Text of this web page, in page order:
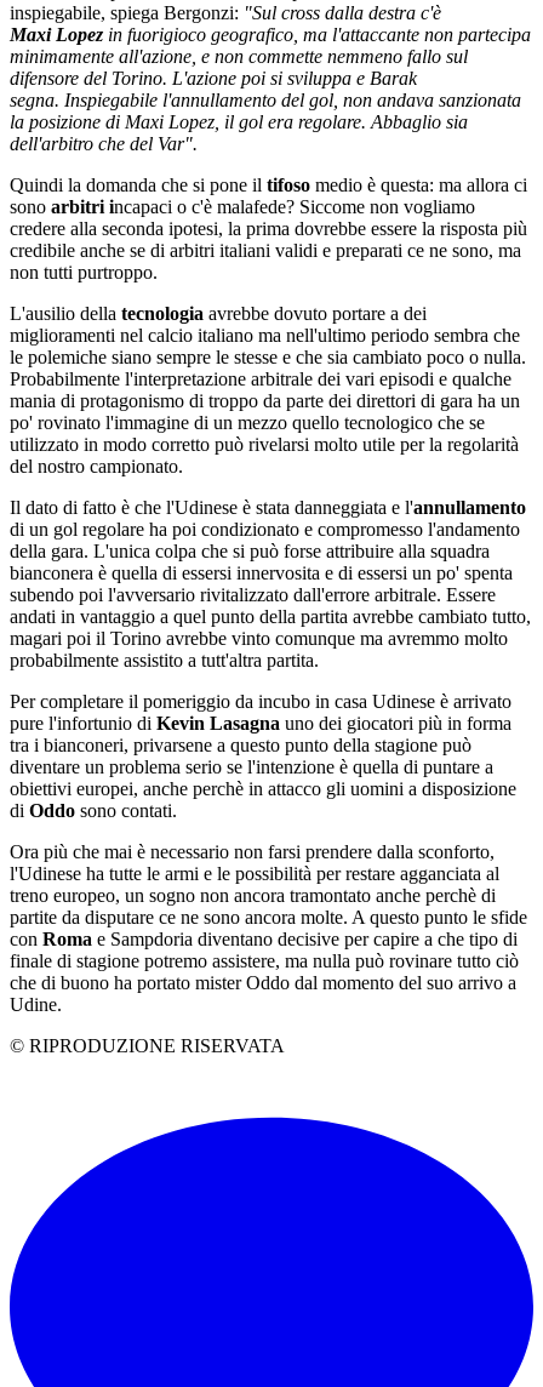
inspiegabile, spiega Bergonzi: "Sul cross dalla destra c'è
Maxi Lopez in fuorigioco geografico, ma l'attaccante non partecipa
minimamente all'azione, e non commette nemmeno fallo sul
difensore del Torino. L'azione poi si sviluppa e Barak
segna. Inspiegabile l'annullamento del gol, non andava sanzionata
la posizione di Maxi Lopez, il gol era regolare. Abbaglio sia
dell'arbitro che del Var".
Quindi la domanda che si pone il tifoso medio è questa: ma allora ci
sono arbitri incapaci o c'è malafede? Siccome non vogliamo
credere alla seconda ipotesi, la prima dovrebbe essere la risposta più
credibile anche se di arbitri italiani validi e preparati ce ne sono, ma
non tutti purtroppo.
L'ausilio della tecnologia avrebbe dovuto portare a dei
miglioramenti nel calcio italiano ma nell'ultimo periodo sembra che
le polemiche siano sempre le stesse e che sia cambiato poco o nulla.
Probabilmente l'interpretazione arbitrale dei vari episodi e qualche
mania di protagonismo di troppo da parte dei direttori di gara ha un
po' rovinato l'immagine di un mezzo quello tecnologico che se
utilizzato in modo corretto può rivelarsi molto utile per la regolarità
del nostro campionato.
Il dato di fatto è che l'Udinese è stata danneggiata e l'annullamento
di un gol regolare ha poi condizionato e compromesso l'andamento
della gara. L'unica colpa che si può forse attribuire alla squadra
bianconera è quella di essersi innervosita e di essersi un po' spenta
subendo poi l'avversario rivitalizzato dall'errore arbitrale. Essere
andati in vantaggio a quel punto della partita avrebbe cambiato tutto,
magari poi il Torino avrebbe vinto comunque ma avremmo molto
probabilmente assistito a tutt'altra partita.
Per completare il pomeriggio da incubo in casa Udinese è arrivato
pure l'infortunio di Kevin Lasagna uno dei giocatori più in forma
tra i bianconeri, privarsene a questo punto della stagione può
diventare un problema serio se l'intenzione è quella di puntare a
obiettivi europei, anche perchè in attacco gli uomini a disposizione
di Oddo sono contati.
Ora più che mai è necessario non farsi prendere dalla sconforto,
l'Udinese ha tutte le armi e le possibilità per restare agganciata al
treno europeo, un sogno non ancora tramontato anche perchè di
partite da disputare ce ne sono ancora molte. A questo punto le sfide
con Roma e Sampdoria diventano decisive per capire a che tipo di
finale di stagione potremo assistere, ma nulla può rovinare tutto ciò
che di buono ha portato mister Oddo dal momento del suo arrivo a
Udine.
© RIPRODUZIONE RISERVATA